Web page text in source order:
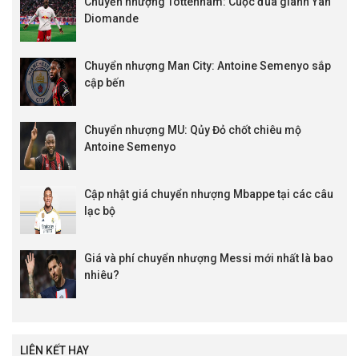
Diomande
Chuyển nhượng Man City: Antoine Semenyo sắp
cập bến
Chuyển nhượng MU: Qủy Đỏ chốt chiêu mộ
Antoine Semenyo
Cập nhật giá chuyển nhượng Mbappe tại các câu
lạc bộ
Giá và phí chuyển nhượng Messi mới nhất là bao
nhiêu?
LIÊN KẾT HAY